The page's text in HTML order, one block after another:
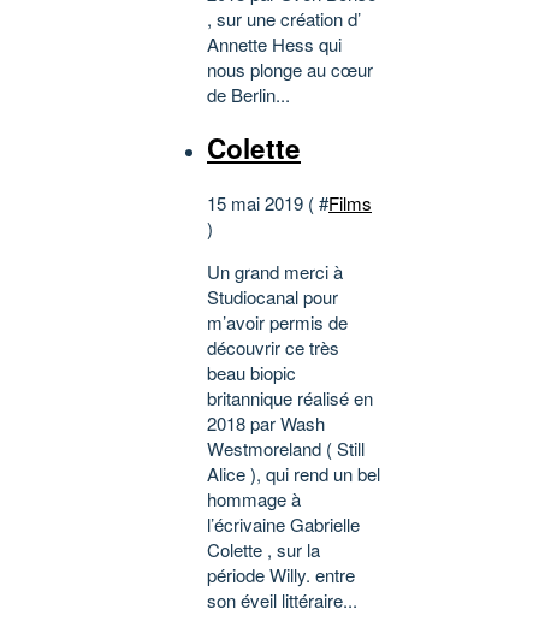
, sur une création d’
Annette Hess qui
nous plonge au cœur
de Berlin...
Colette
15 mai 2019 ( #Films
)
Un grand merci à
Studiocanal pour
m’avoir permis de
découvrir ce très
beau biopic
britannique réalisé en
2018 par Wash
Westmoreland ( Still
Alice ), qui rend un bel
hommage à
l’écrivaine Gabrielle
Colette , sur la
période Willy. entre
son éveil littéraire...